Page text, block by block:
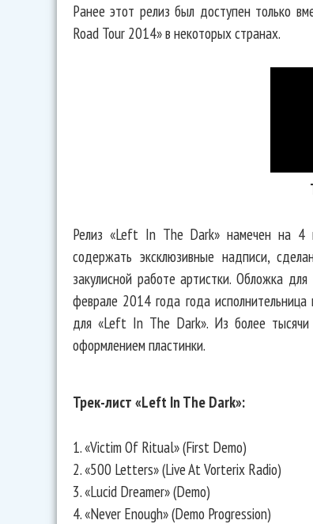
Ранее этот релиз был доступен только
Road Tour 2014» в некоторых странах.
Релиз «Left In The Dark» намечен на 4
содержать эксклюзивные надписи,
закулисной работе артистки. Обложка
феврале 2014 года года
для «Left In The Dark». Из более
оформлением пластинки.
Трек-лист «Left In The Dark»:
1. «Victim Of Ritual» (First Demo)
2. «500 Letters» (Live At Vorterix Radio)
3. «Lucid Dreamer» (Demo)
4. «Never Enough» (Demo Progression)